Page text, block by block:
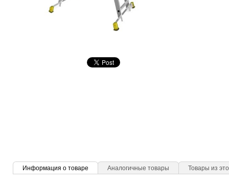
Информация о товаре Аналогичные товары Товары из